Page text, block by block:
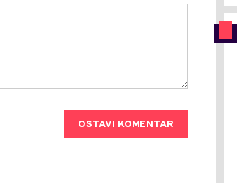
OSTAVI KOMENTAR